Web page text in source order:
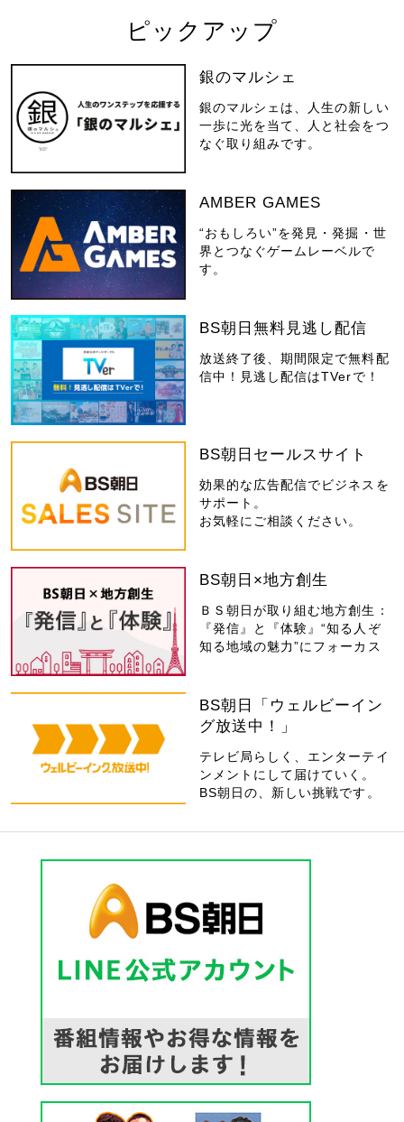
ピックアップ
銀のマルシェ
銀のマルシェは、人生の新しい
一歩に光を当て、人と社会をつ
なぐ取り組みです。
AMBER GAMES
“おもしろい”を発見・発掘・世
界とつなぐゲームレーベルで
す。
BS朝日無料見逃し配信
放送終了後、期間限定で無料配
信中！見逃し配信はTVerで！
BS朝日セールスサイト
効果的な広告配信でビジネスを
サポート。
お気軽にご相談ください。
BS朝日×地方創生
ＢＳ朝日が取り組む地方創生：
『発信』と『体験』“知る人ぞ
知る地域の魅力”にフォーカス
BS朝日「ウェルビーイン
グ放送中！」
テレビ局らしく、エンターテイ
ンメントにして届けていく。
BS朝日の、新しい挑戦です。